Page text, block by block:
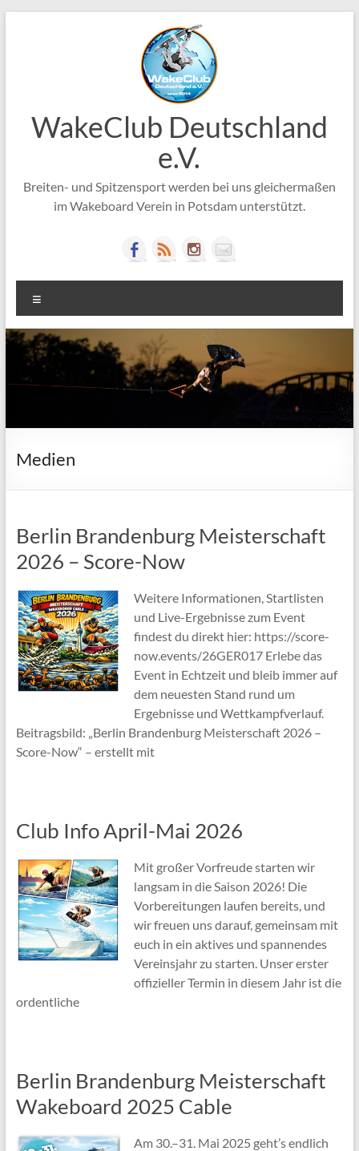
WakeClub Deutschland
e.V.
Breiten- und Spitzensport werden bei uns gleichermaßen
im Wakeboard Verein in Potsdam unterstützt.
Medien
Berlin Brandenburg Meisterschaft
2026 – Score-Now
Weitere Informationen, Startlisten
und Live-Ergebnisse zum Event
findest du direkt hier: https://score-
now.events/26GER017 Erlebe das
Event in Echtzeit und bleib immer auf
dem neuesten Stand rund um
Ergebnisse und Wettkampfverlauf.
Beitragsbild: „Berlin Brandenburg Meisterschaft 2026 –
Score-Now“ – erstellt mit
Club Info April-Mai 2026
Mit großer Vorfreude starten wir
langsam in die Saison 2026! Die
Vorbereitungen laufen bereits, und
wir freuen uns darauf, gemeinsam mit
euch in ein aktives und spannendes
Vereinsjahr zu starten. Unser erster
offizieller Termin in diesem Jahr ist die
ordentliche
Berlin Brandenburg Meisterschaft
Wakeboard 2025 Cable
Am 30.–31. Mai 2025 geht’s endlich